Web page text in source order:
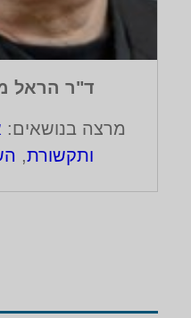
ד"ר הראל
מרצה בנושאים:
ותקשורת,